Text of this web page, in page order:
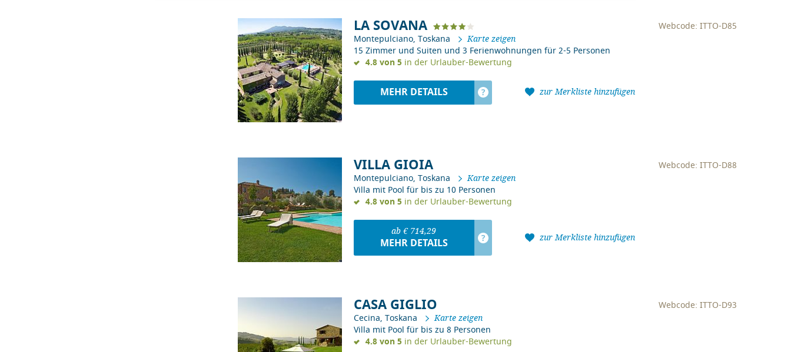
LA SOVANA
Montepulciano, Toskana Karte zeigen
15 Zimmer und Suiten und 3 Ferienwohnungen für 2-5 Personen
4.8 von 5 in der Urlauber-Bewertung
Webcode: ITTO-D85
MEHR DETAILS zur Merkliste hinzufügen
VILLA GIOIA
Montepulciano, Toskana Karte zeigen
Villa mit Pool für bis zu 10 Personen
4.8 von 5 in der Urlauber-Bewertung
Webcode: ITTO-D88
ab € 714,29
MEHR DETAILS zur Merkliste hinzufügen
CASA GIGLIO
Cecina, Toskana Karte zeigen
Villa mit Pool für bis zu 8 Personen
4.8 von 5 in der Urlauber-Bewertung
Webcode: ITTO-D93